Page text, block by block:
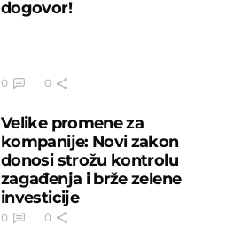
dogovor!
0 0
Velike promene za
kompanije: Novi zakon
donosi strožu kontrolu
zagađenja i brže zelene
investicije
0 0